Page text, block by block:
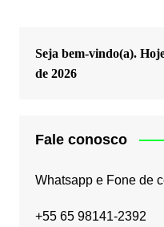
Seja bem-vindo(a).
de 2026
Fale conosco
Whatsapp e Fone de
+55 65 98141-2392